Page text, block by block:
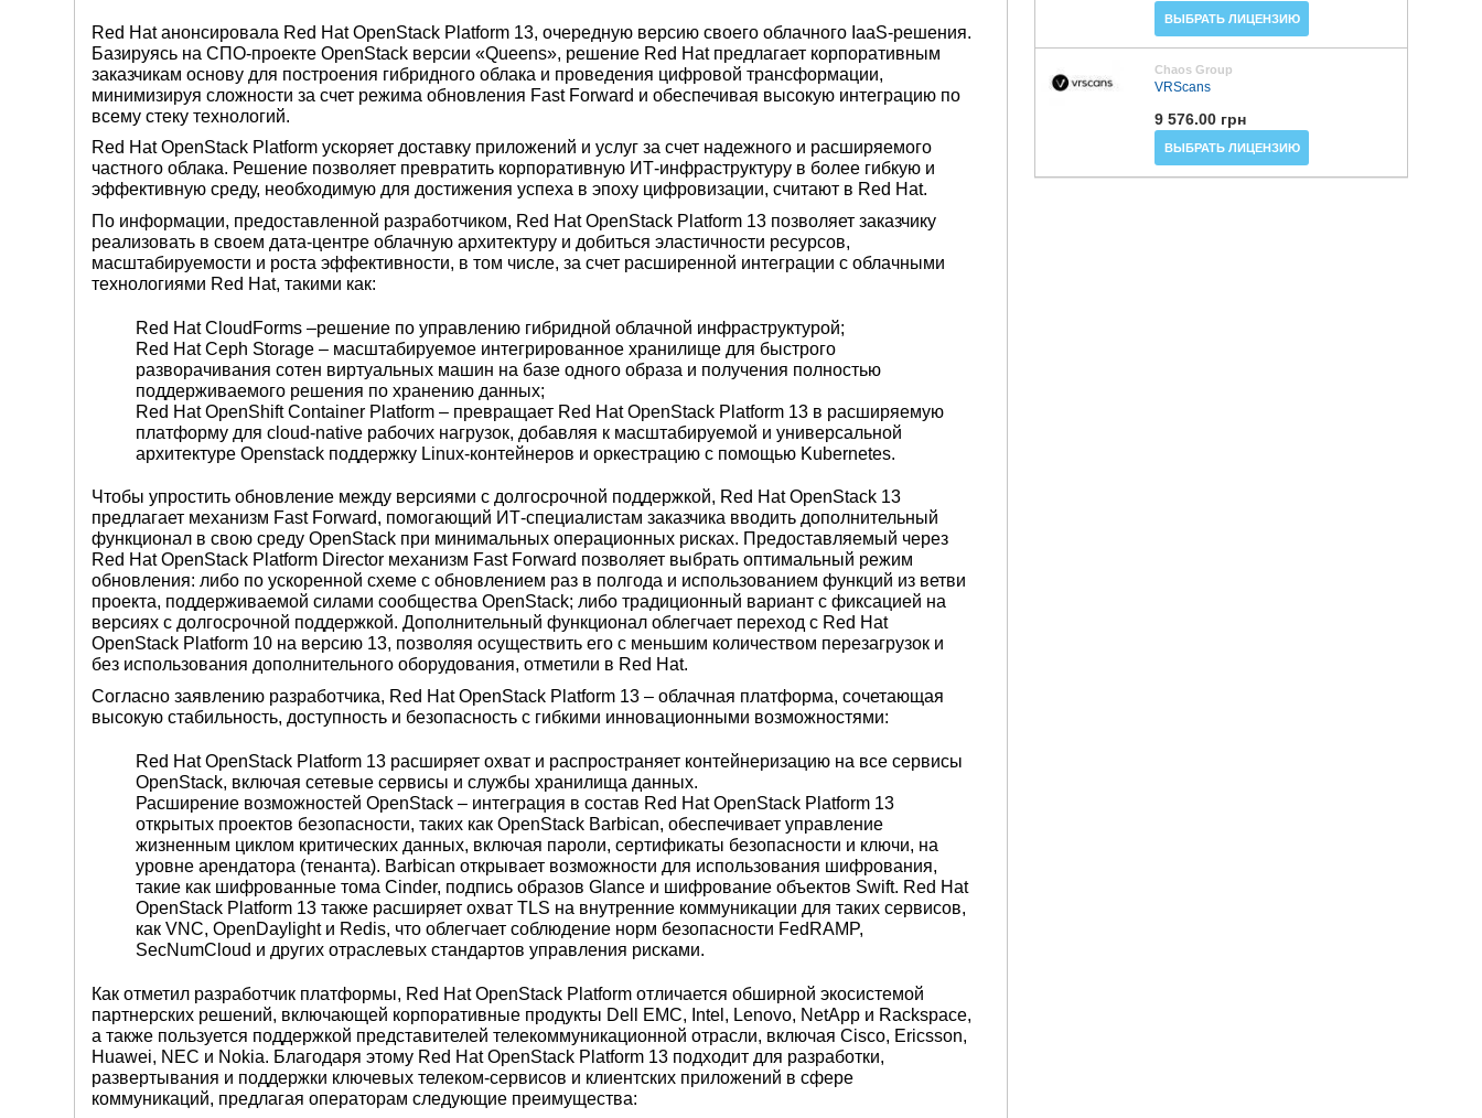
Red Hat анонсировала Red Hat OpenStack Platform 13, очередную версию своего облачного IaaS-решения.
Базируясь на СПО-проекте OpenStack версии «Queens», решение Red Hat предлагает корпоративным
заказчикам основу для построения гибридного облака и проведения цифровой трансформации,
минимизируя сложности за счет режима обновления Fast Forward и обеспечивая высокую интеграцию по
всему стеку технологий.
Red Hat OpenStack Platform ускоряет доставку приложений и услуг за счет надежного и расширяемого
частного облака. Решение позволяет превратить корпоративную ИТ-инфраструктуру в более гибкую и
эффективную среду, необходимую для достижения успеха в эпоху цифровизации, считают в Red Hat.
По информации, предоставленной разработчиком, Red Hat OpenStack Platform 13 позволяет заказчику
реализовать в своем дата-центре облачную архитектуру и добиться эластичности ресурсов,
масштабируемости и роста эффективности, в том числе, за счет расширенной интеграции с облачными
технологиями Red Hat, такими как:
Red Hat CloudForms –решение по управлению гибридной облачной инфраструктурой;
Red Hat Ceph Storage – масштабируемое интегрированное хранилище для быстрого
разворачивания сотен виртуальных машин на базе одного образа и получения полностью
поддерживаемого решения по хранению данных;
Red Hat OpenShift Container Platform – превращает Red Hat OpenStack Platform 13 в расширяемую
платформу для cloud-native рабочих нагрузок, добавляя к масштабируемой и универсальной
архитектуре Openstack поддержку Linux-контейнеров и оркестрацию с помощью Kubernetes.
Чтобы упростить обновление между версиями с долгосрочной поддержкой, Red Hat OpenStack 13
предлагает механизм Fast Forward, помогающий ИТ-специалистам заказчика вводить дополнительный
функционал в свою среду OpenStack при минимальных операционных рисках. Предоставляемый через
Red Hat OpenStack Platform Director механизм Fast Forward позволяет выбрать оптимальный режим
обновления: либо по ускоренной схеме с обновлением раз в полгода и использованием функций из ветви
проекта, поддерживаемой силами сообщества OpenStack; либо традиционный вариант с фиксацией на
версиях с долгосрочной поддержкой. Дополнительный функционал облегчает переход с Red Hat
OpenStack Platform 10 на версию 13, позволяя осуществить его с меньшим количеством перезагрузок и
без использования дополнительного оборудования, отметили в Red Hat.
Согласно заявлению разработчика, Red Hat OpenStack Platform 13 – облачная платформа, сочетающая
высокую стабильность, доступность и безопасность с гибкими инновационными возможностями:
Red Hat OpenStack Platform 13 расширяет охват и распространяет контейнеризацию на все сервисы
OpenStack, включая сетевые сервисы и службы хранилища данных.
Расширение возможностей OpenStack – интеграция в состав Red Hat OpenStack Platform 13
открытых проектов безопасности, таких как OpenStack Barbican, обеспечивает управление
жизненным циклом критических данных, включая пароли, сертификаты безопасности и ключи, на
уровне арендатора (тенанта). Barbican открывает возможности для использования шифрования,
такие как шифрованные тома Cinder, подпись образов Glance и шифрование объектов Swift. Red Hat
OpenStack Platform 13 также расширяет охват TLS на внутренние коммуникации для таких сервисов,
как VNC, OpenDaylight и Redis, что облегчает соблюдение норм безопасности FedRAMP,
SecNumCloud и других отраслевых стандартов управления рисками.
Как отметил разработчик платформы, Red Hat OpenStack Platform отличается обширной экосистемой
партнерских решений, включающей корпоративные продукты Dell EMC, Intel, Lenovo, NetApp и Rackspace,
а также пользуется поддержкой представителей телекоммуникационной отрасли, включая Cisco, Ericsson,
Huawei, NEC и Nokia. Благодаря этому Red Hat OpenStack Platform 13 подходит для разработки,
развертывания и поддержки ключевых телеком-сервисов и клиентских приложений в сфере
коммуникаций, предлагая операторам следующие преимущества:
ВЫБРАТЬ ЛИЦЕНЗИЮ
Chaos Group
VRScans
9 576.00 грн
ВЫБРАТЬ ЛИЦЕНЗИЮ